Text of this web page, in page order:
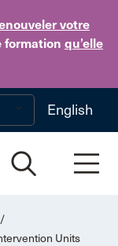
votre
formation qu’elle
main content
English
/
Units